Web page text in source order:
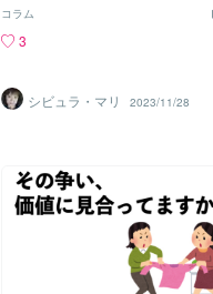
コラム
3
シビュラ・マリ 2023/11/28